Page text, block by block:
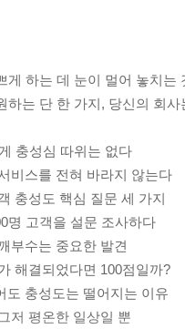
게 하는 데 눈이 멀어 놓치는
하는 단 한 가지, 당신의 회
충성심 따위는 없다
비스를 전혀 바라지 않는다
충성도 핵심 질문 세 가지
명 고객을 설문 조사하다
부수는 중요한 발견
해결되었다면 100점일까?
도 충성도는 떨어지는 이유
저 평온한 일상일 뿐